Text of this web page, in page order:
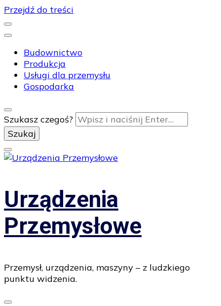
Przejdź do treści
Budownictwo
Produkcja
Usługi dla przemysłu
Gospodarka
Szukasz czegoś?
Urządzenia
Przemysłowe
Przemysł, urządzenia, maszyny – z ludzkiego
punktu widzenia.